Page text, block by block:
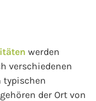
werden
verschiedenen
typischen
der Ort von